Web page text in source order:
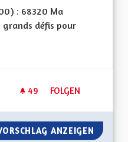
: 68320 Ma
grands défis pour
49 49 FOLLOWER
FOLGEN
GESTION DES
ANZEIGEN